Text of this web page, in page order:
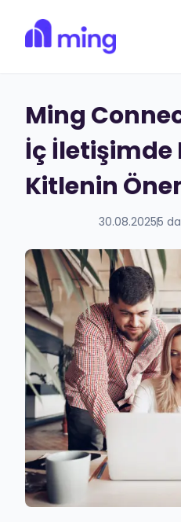
Ming
Demo
Ming
İç İletişimde
Kitlenin
30.08.20255